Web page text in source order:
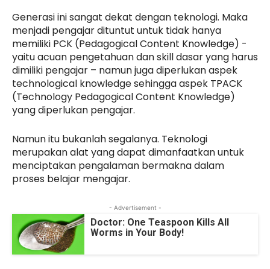
Generasi ini sangat dekat dengan teknologi. Maka
menjadi pengajar dituntut untuk tidak hanya
memiliki PCK (Pedagogical Content Knowledge) -
yaitu acuan pengetahuan dan skill dasar yang harus
dimiliki pengajar – namun juga diperlukan aspek
technological knowledge sehingga aspek TPACK
(Technology Pedagogical Content Knowledge)
yang diperlukan pengajar.
Namun itu bukanlah segalanya. Teknologi
merupakan alat yang dapat dimanfaatkan untuk
menciptakan pengalaman bermakna dalam
proses belajar mengajar.
- Advertisement -
Doctor: One Teaspoon Kills All
Worms in Your Body!